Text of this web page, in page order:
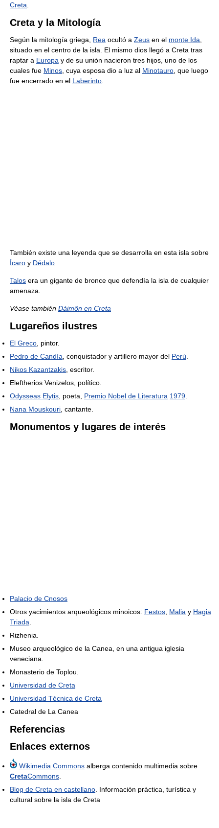
Creta
Creta y la Mitología
Según la mitología griega, Rea ocultó a Zeus en el monte Ida
situado en el centro de la isla. El mismo dios llegó a Creta tras
raptar a Europa y de su unión nacieron tres hijos, uno de los
cuales fue Minos , cuya esposa dio a luz al Minotauro , que luego
fue encerrado en el Laberinto
También existe una leyenda que se desarrolla en esta isla sobre
Ícaro y Dédalo
Talos era un gigante de bronce que defendía la isla de cualquier
amenaza.
Véase también Dáimôn en Creta
Lugareños ilustres
El Greco , pintor.
Pedro de Candía , conquistador y artillero mayor del Perú
Nikos Kazantzakis , escritor.
Eleftherios Venizelos, político.
Odysseas Elytis , poeta, Premio Nobel de Literatura 1979
Nana Mouskouri , cantante.
Monumentos y lugares de interés
Palacio de Cnosos
Otros yacimientos arqueológicos minoicos: Festos Malia y Hagia
Triada
Rizhenia.
Museo arqueológico de la Canea, en una antigua iglesia
veneciana.
Monasterio de Toplou.
Universidad de Creta
Universidad Técnica de Creta
Catedral de La Canea
Referencias
Enlaces externos
Wikimedia Commons alberga contenido multimedia sobre
CretaCommons
Blog de Creta en castellano . Información práctica, turística y
cultural sobre la isla de Creta